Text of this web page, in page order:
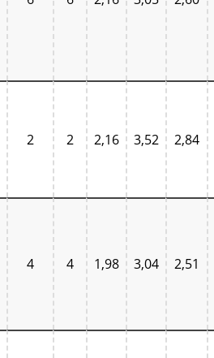
2 2 2,16 3,52 2,84
4 4 1,98 3,04 2,51